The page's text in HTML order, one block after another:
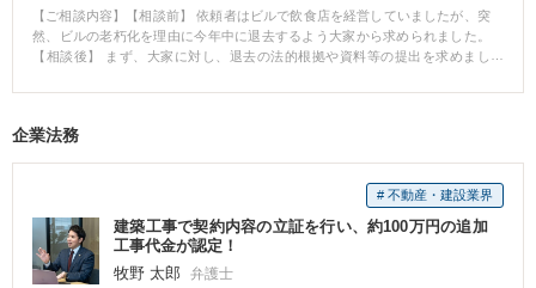
効果があります。 【コメント】 元請の経営状況によって債権回収の対応を行
うスピードも重要となります。 債権回収の方法も多岐にわたるため、元請の
状況や請負代金の費用によって最適な債権回収の方法を選択することで回収
【ご相談内容】【相談前】 依頼者はビルで飲食店を経営していましたが、突
然、ビルの老朽化を理由に今年中に退去するよう大家から求められました。
【相談後】 まず、大家に対し、退去の法的根拠や資料等の提出を求めまし
費用、これまでにかけた内装等の費用、営業利益等を考慮して依頼者が納得
大家からの立ち退きを求められた場合、大家の方から色々と理由を主張され
様々な情報が必要になる場合もございますので適切にアドバイス致します。
企業法務
# 不動産・建設業界
建築工事で契約内容の立証を行い、約100万円の追加
工事代金が認定！
牧野 太郎
弁護士